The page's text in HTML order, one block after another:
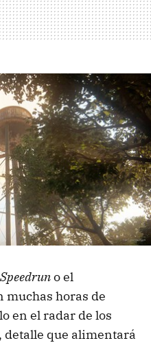
Speedruno el
muchas horas de
en el radar de los
que alimentará